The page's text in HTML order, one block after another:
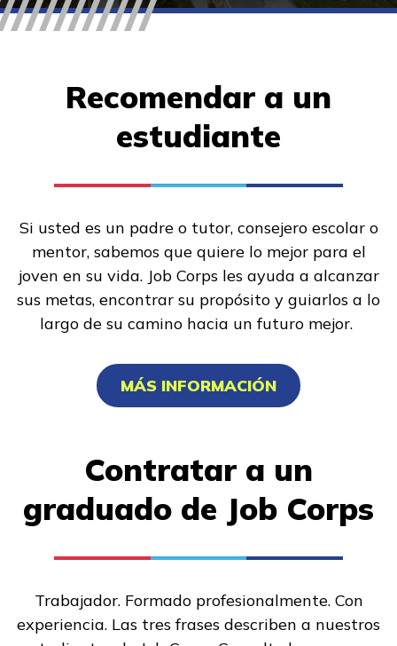
Recomendar a un
estudiante
Si usted es un padre o tutor, consejero escolar o
mentor, sabemos que quiere lo mejor para el
joven en su vida. Job Corps les ayuda a alcanzar
sus metas, encontrar su propósito y guiarlos a lo
largo de su camino hacia un futuro mejor.
MÁS INFORMACIÓN
Contratar a un
graduado de Job Corps
Trabajador. Formado profesionalmente. Con
experiencia. Las tres frases describen a nuestros